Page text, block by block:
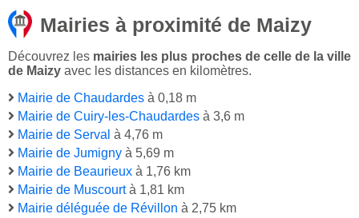
Mairies à proximité de Maizy
Découvrez les mairies les plus proches de celle de la ville
de Maizy avec les distances en kilomètres.
Mairie de Chaudardes à 0,18 m
Mairie de Cuiry-les-Chaudardes à 3,6 m
Mairie de Serval à 4,76 m
Mairie de Jumigny à 5,69 m
Mairie de Beaurieux à 1,76 km
Mairie de Muscourtà 1,81 km
Mairie déléguée de Révillon à 2,75 km